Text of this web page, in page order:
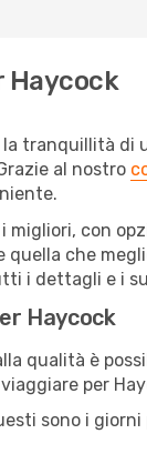
Haycock
tranquillità
al nostro
con
che
i dettagli e i
Haycock
qualità è
per
sono i